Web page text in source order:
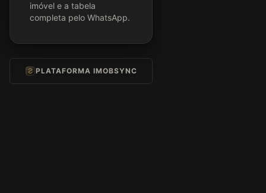
imóvel e a tabela
completa pelo WhatsApp.
PLATAFORMA IMOBSYNC